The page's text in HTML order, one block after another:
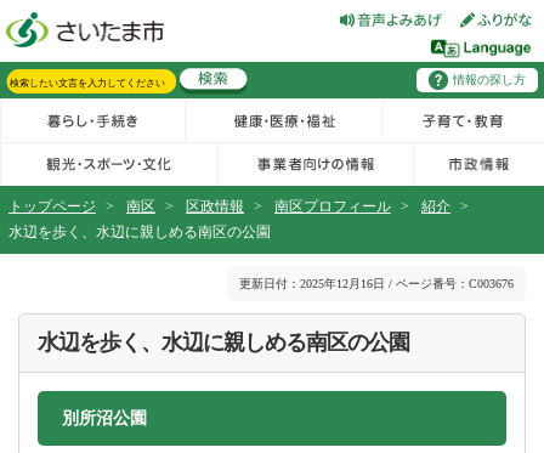
情報の探し方
トップページ > 南区 > 区政情報 > 南区プロフィール > 紹介 >
水辺を歩く、水辺に親しめる南区の公園
更新日付：2025年12月16日 / ページ番号：C003676
水辺を歩く、水辺に親しめる南区の公園
別所沼公園